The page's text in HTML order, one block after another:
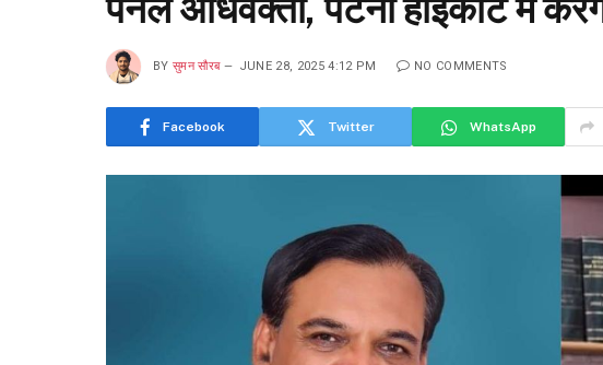
पैनल अधिवक्ता, पटना हाईकोर्ट में
BY सुमन सौरब JUNE 28, 2025 4:12 PM NO COMMENTS
Facebook Twitter WhatsApp